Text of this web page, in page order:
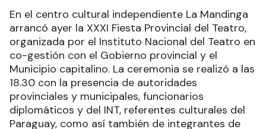
En el centro cultural independiente La Mandinga
arrancó ayer la XXXI Fiesta Provincial del Teatro,
organizada por el Instituto Nacional del Teatro en
co-gestión con el Gobierno provincial y el
Municipio capitalino. La ceremonia se realizó a las
18.30 con la presencia de autoridades
provinciales y municipales, funcionarios
diplomáticos y del INT, referentes culturales del
Paraguay, como así también de integrantes de